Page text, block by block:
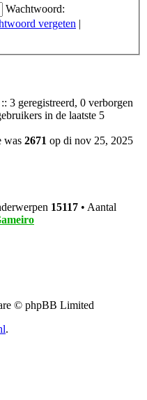
Wachtwoord:
vergeten |
3 geregistreerd, 0 verborgen
in de laatste 5
was 2671 op di nov 25, 2025
15117 • Aantal
© phpBB Limited
.